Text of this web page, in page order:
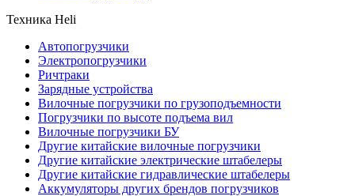
Техника Heli
Автопогрузчики
Электропогрузчики
Ричтраки
Зарядные устройства
Вилочные погрузчики по грузоподъемности
Погрузчики по высоте подъема вил
Вилочные погрузчики БУ
Другие китайские вилочные погрузчики
Другие китайские электрические штабелеры
Другие китайские гидравлические штабелеры
Аккумуляторы других брендов погрузчиков